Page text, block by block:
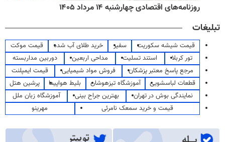
روزنامه‌های اقتصادی چهارشنبه ۱۴ مرداد ۱۴۰۵
تبلیغات
قیمت شیشه سکوریت سفیر خرید طلای آب شده
قیمت موکت
تور کربلا
استند تسلیت مداحی اربعین
دوربین مداربسته
مرجع پاسخ معتبر پزشکان
فروش مواد شیمیایی
قیمت ایمپلنت
قطعات لباسشویی
آموزشگاه تیزهوشان بلیط هواپیما
پرشین هتل
نمایندگی بوش در تهران
بهترین جراح بینی
آموزشگاه زبان ملل
قیمت و خرید سمعک نامرئی
مهرینو